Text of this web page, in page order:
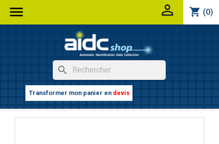
 shopping_cart (0)

search
Transformer mon panier en devis